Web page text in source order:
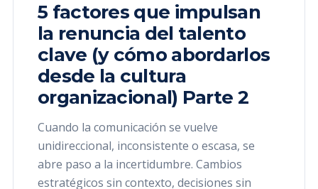
5 factores que impulsan
la renuncia del talento
clave (y cómo abordarlos
desde la cultura
organizacional) Parte 2
Cuando la comunicación se vuelve
unidireccional, inconsistente o escasa, se
abre paso a la incertidumbre. Cambios
estratégicos sin contexto, decisiones sin